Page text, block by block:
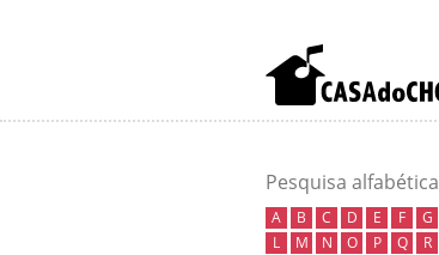
Pesquisa alfabética
A B C D E F G
L
M N O P Q R